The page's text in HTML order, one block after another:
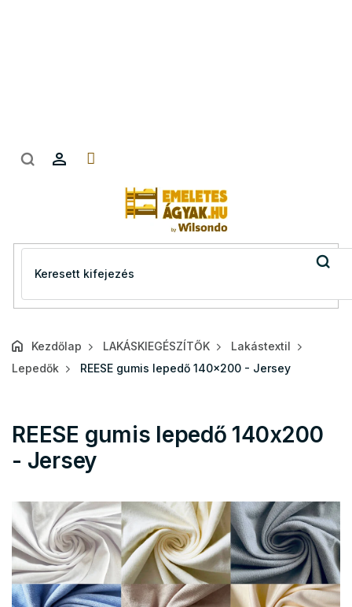
Kezdőlap LAKÁSKIEGÉSZÍTŐK
Lakástextil
Lepedők
REESE gumis lepedő 140x200 - Jersey
REESE gumis lepedő 140x200
- Jersey